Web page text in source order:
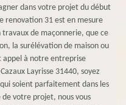
dans votre projet du début
renovation 31 est en mesure
de maçonnerie, que ce
la surélévation de maison ou
appel à notre entreprise
Layrisse 31440, soyez
soient parfaitement dans les
votre projet, nous vous